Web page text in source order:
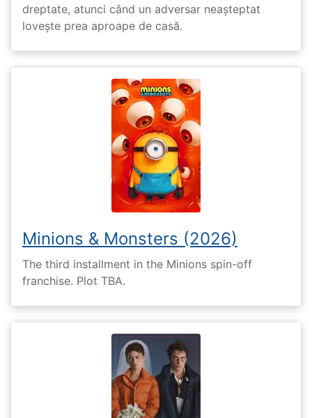
dreptate, atunci când un adversar neașteptat
lovește prea aproape de casă.
Minions & Monsters (2026)
The third installment in the Minions spin-off
franchise. Plot TBA.